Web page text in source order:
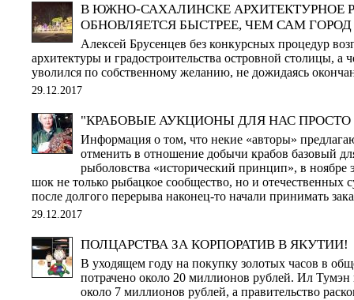
В ЮЖНО-САХАЛИНСКЕ АРХИТЕКТУРНОЕ
ОБНОВЛЯЕТСЯ БЫСТРЕЕ, ЧЕМ САМ ГОРОД
Алексей Брусенцев без конкурсных процедур
архитектуры и градостроительства островной столицы, а
уволился по собственному желанию, не дожидаясь
29.12.2017
"КРАБОВЫЕ АУКЦИОНЫ ДЛЯ НАС
Информация о том, что некие «авторы»
отменить в отношение добычи крабов базовый
рыболовства «исторический принцип», в ноябре
шок не только рыбацкое сообщество, но и отечественных
после долгого перерыва наконец-то начали принимать
29.12.2017
ПОЛЦАРСТВА ЗА КОРПОРАТИВ В ЯКУТИИ!
В уходящем году на покупку золотых часов в
потрачено около 20 миллионов рублей. Ил
около 7 миллионов рублей, а правительство